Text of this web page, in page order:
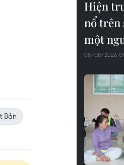
Bản
Hiện
nổ trên
một
08/08/2026